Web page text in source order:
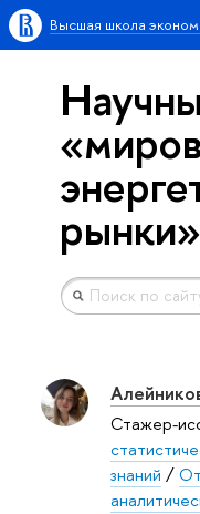
Высшая школа
рынки»
Стажер-
знаний /